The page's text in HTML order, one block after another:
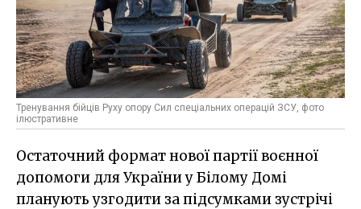
Тренування бійців Руху опору Сил спеціальних операцій ЗСУ, фото
ілюстративне
Остаточний формат нової партії воєнної
допомоги для України у Білому Домі
планують узгодити за підсумками зустрічі